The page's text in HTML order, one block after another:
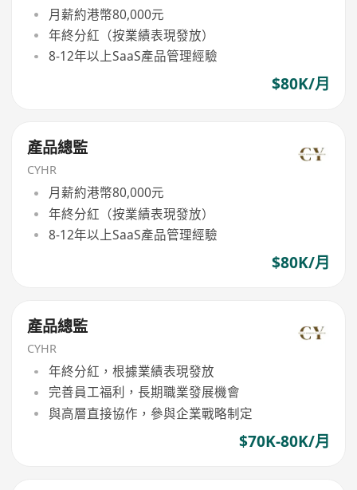
月薪約港幣80,000元
年終分紅（按業績表現發放）
8-12年以上SaaS產品管理經驗
$80K/月
產品總監
CYHR
月薪約港幣80,000元
年終分紅（按業績表現發放）
8-12年以上SaaS產品管理經驗
$80K/月
產品總監
CYHR
年終分紅，根據業績表現發放
完善員工福利，長期職業發展機會
與高層直接協作，參與企業戰略制定
$70K-80K/月